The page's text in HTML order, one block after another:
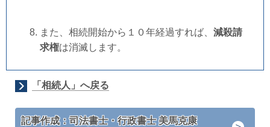
また、相続開始から１０年経過すれば、 減殺請
求権は消滅します。
「相続人」へ戻る
記事作成：司法書士・行政書士 美馬克康